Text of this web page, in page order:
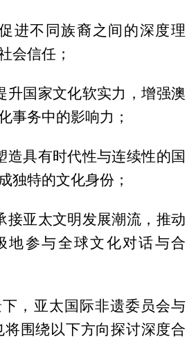
进不同族裔之间的深度理
会信任；
国家文化软实力，增强澳
事务中的影响力；
具有时代性与连续性的国
独特的文化身份；
亚太文明发展潮流，推动
地参与全球文化对话与合
，亚太国际非遗委员会与
将围绕以下方向探讨深度合